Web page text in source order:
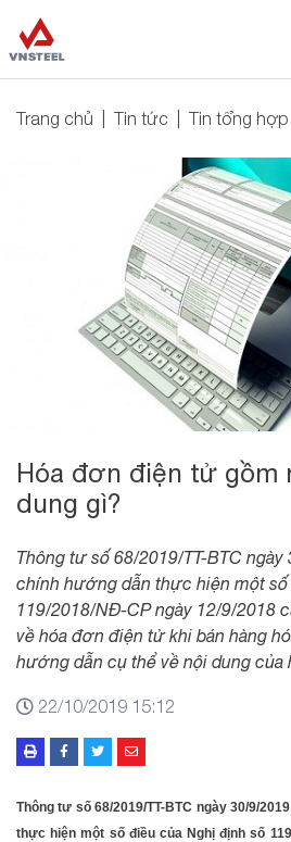
Trang chủ Tin tức Tin tổng hợp
Hóa đơn điện tử gồm
dung gì?
Thông tư số 68/2019/TT-BTC
chính hướng dẫn thực hiện một
119/2018/NĐ-CP ngày 12/9/2018
về hóa đơn điện tử khi bán hàng
hướng dẫn cụ thể về nội dung của
22/10/2019 15:12
Thông tư số 68/2019/TT-BTC ngày 30/9/
thực hiện một số điều của Nghị định số